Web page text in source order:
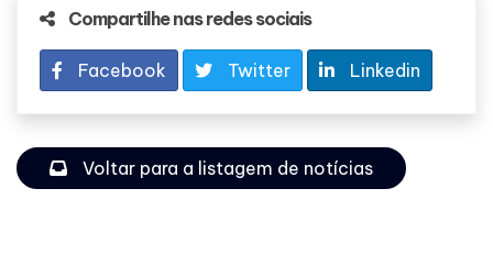
Compartilhe nas redes sociais
Facebook Twitter Linkedin
Voltar para a listagem de notícias